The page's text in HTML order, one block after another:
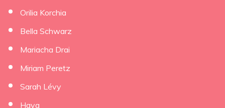
Orilia Korchia
Bella Schwarz
Mariacha Drai
Miriam Peretz
Sarah Lévy
Hava